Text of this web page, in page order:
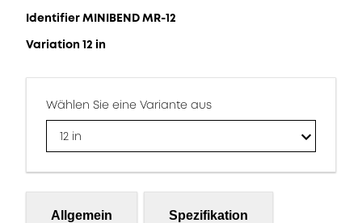
Identifier MINIBEND MR-12
Variation 12 in
Wählen Sie eine Variante aus
12 in
Allgemein Spezifikation